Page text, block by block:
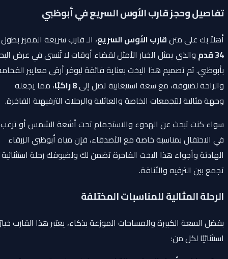
تفاصيل وحجز قارب الأوس السريع في أبوظبي
أهلاً بك على متنقارب الأوس السريع، الـ قارب سريعة المميز بطول
34 قدم
والذي يمثل الخيار الأمثل لقضاء أوقات لا تُنسى في عرض البحر
بأبوظبي. تم تصميم هذا اليخت بعناية فائقة ليوفر أرقى معايير الفخامة
والراحة لضيوفه، مع سعة استيعابية تصل إلى8 راكبًا
، مما يجعله
وجهة مثالية للتجمعات الخاصة والعائلية والرحلات الترفيهية الفاخرة.
سواء كنت تبحث عن الهدوء والاستجمام تحت أشعة الشمس أو ترغب
في الاحتفال بمناسبة خاصة مع الأصدقاء، فإن مياه أبوظبي الزرقاء
الهادئة وأجواء هذا اليخت الفاخرة تضمن لك ولضيوفك رحلة استثنائية
تجمع بين الترفيه والأناقة.
الرحلة المثالية للمناسبات المختلفة
بفضل السعة الكبيرة والمساحات الموزعة بذكاء، يعتبر هذا القارب خيارًا
استثنائيًا لكل من: